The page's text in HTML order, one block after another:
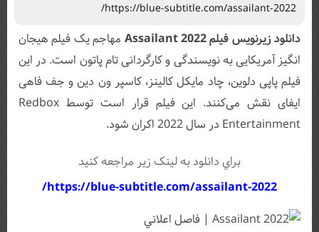
https://blue-subtitle.com/assailant-2022/
دانلود زیرنویس فیلم Assailant 2022
مهاجم یک فیلم هیجان
انگیز آمریکایی به نویسندگی و کارگردانی تام پاتون است. در این
فیلم پاپی دلوین، چاد مایکل کالینز، کاسپر ون دین و جف فاهی
ایفای نقش می‌کنند. این فیلم قرار است توسط Redbox
Entertainment در سال 2022 اکران شود.
براي دانلود به لينک زير مراجعه کنيد
https://blue-subtitle.com/assailant-2022/